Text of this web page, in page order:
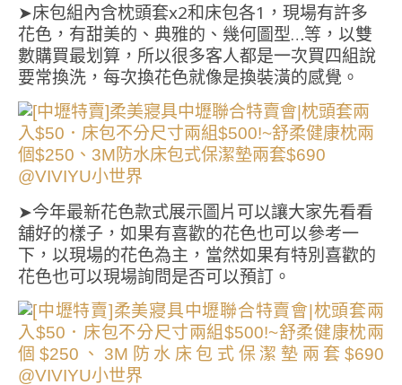
➤床包組內含枕頭套x2和床包各1，現場有許多
花色，有甜美的、典雅的、幾何圖型…等，以雙
數購買最划算，所以很多客人都是一次買四組說
要常換洗，每次換花色就像是換裝潢的感覺。
➤今年最新花色款式展示圖片可以讓大家先看看
舖好的樣子，如果有喜歡的花色也可以參考一
下，以現場的花色為主，當然如果有特別喜歡的
花色也可以現場詢問是否可以預訂。